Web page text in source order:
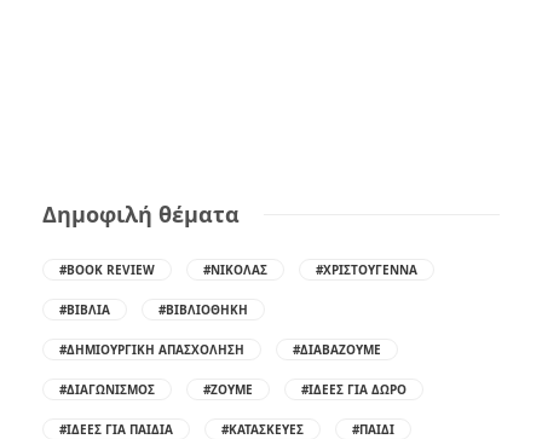
Δημοφιλή θέματα
#BOOK REVIEW #ΝΙΚΌΛΑΣ #ΧΡΙΣΤΟΎΓΕΝΝΑ
#ΒΙΒΛΊΑ #ΒΙΒΛΙΟΘΉΚΗ
#ΔΗΜΙΟΥΡΓΙΚΉ ΑΠΑΣΧΌΛΗΣΗ #ΔΙΑΒΆΖΟΥΜΕ
#ΔΙΑΓΩΝΙΣΜΌΣ #ΖΟΎΜΕ #ΙΔΈΕΣ ΓΙΑ ΔΏΡΟ
#ΙΔΈΕΣ ΓΙΑ ΠΑΙΔΙΆ #ΚΑΤΑΣΚΕΥΈΣ #ΠΑΙΔΊ